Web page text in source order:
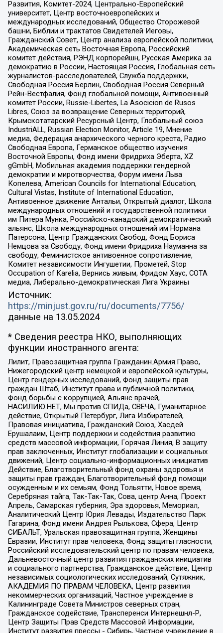
Развития, Комитет-2024, Центрально-Европейский
университет, Центр восточноевропейских и
международных исследований, Общество Сторожевой
башни, Библии и трактатов Свидетелей Иеговы,
Гражданский Совет, Центр анализа европейской политики,
Академическая сеть Восточная Европа, Российский
комитет действия, РЭНД корпорейшн, Русская Америка за
демократию в России, Настоящая Россия, Глобальная сеть
журналистов-расследователей, Служба поддержки,
Свободная Россия Берлин, Свободная Россия Северный
Рейн-Вестфалия, Фонд глобальной помощи, Антивоенный
комитет России, Russie-Libertes, La Asocicion de Rusos
Libres, Союз за возвращение Северных территорий,
Крымскотатарский Ресурсный Центр, Глобальный союз
IndustriALL, Russian Election Monitor, Article 19, Мнение
медиа, Федерация анархического черного креста, Радио
Свободная Европа, Германское общество изучения
Восточной Европы, Фонд имени Фридриха Эберта, XZ
gGmbH, Мобильная академия поддержки гендерной
демократии и миротворчества, Форум имени Льва
Копелева, American Councils for International Education,
Cultural Vistas, Institute of International Education,
Антивоенное движение Антальи, Открытый диалог, Школа
международных отношений и государственной политики
им Питера Мунка, Российско-канадский демократический
альянс, Школа международных отношений им Нормана
Патерсона, Центр Гражданских Свобод, Фонд Бориса
Немцова за Свободу, Фонд имени Фридриха Науманна за
свободу, Феминистское антивоенное сопротивление,
Комитет независимости Ингушетии, Прометей, Stop
Occupation of Karelia, Вернись живым, Фридом Хаус, СОТА
медиа, Либерально-демократическая Лига Украины
Источник:
https://minjust.gov.ru/ru/documents/7756/
данные на 13.05.2024
* Сведения реестра НКО, выполняющих
функции иностранного агента:
Лилит, Правозащитная группа Гражданин.Армия.Право,
Нижегородский центр немецкой и европейской культуры,
Центр гендерных исследований, Фонд защиты прав
граждан Штаб, Институт права и публичной политики,
Фонд борьбы с коррупцией, Альянс врачей,
НАСИЛИЮ.НЕТ, Мы против СПИДа, СВЕЧА, Гуманитарное
действие, Открытый Петербург, Лига Избирателей,
Правовая инициатива, Гражданский Союз, Хасдей
Ерушалаим, Центр поддержки и содействия развитию
средств массовой информации, Горячая Линия, В защиту
прав заключенных, Институт глобализации и социальных
движений, Центр социально-информационных инициатив
Действие, Благотворительный фонд охраны здоровья и
защиты прав граждан, Благотворительный фонд помощи
осужденным и их семьям, Фонд Тольятти, Новое время,
Серебряная тайга, Так-Так-Так, Сова, центр Анна, Проект
Апрель, Самарская губерния, Эра здоровья, Мемориал,
Аналитический Центр Юрия Левады, Издательство Парк
Гагарина, Фонд имени Андрея Рылькова, Сфера, Центр
СИБАЛЬТ, Уральская правозащитная группа, Женщины
Евразии, Институт прав человека, Фонд защиты гласности,
Российский исследовательский центр по правам человека,
Дальневосточный центр развития гражданских инициатив
и социального партнерства, Гражданское действие, Центр
независимых социологических исследований, Сутяжник,
АКАДЕМИЯ ПО ПРАВАМ ЧЕЛОВЕКА, Центр развития
некоммерческих организаций, Частное учреждение в
Калининграде Совета Министров северных стран,
Гражданское содействие, Трансперенси Интернешнл-Р,
Центр Защиты Прав Средств Массовой Информации,
Институт развития прессы - Сибирь, Частное учреждение в